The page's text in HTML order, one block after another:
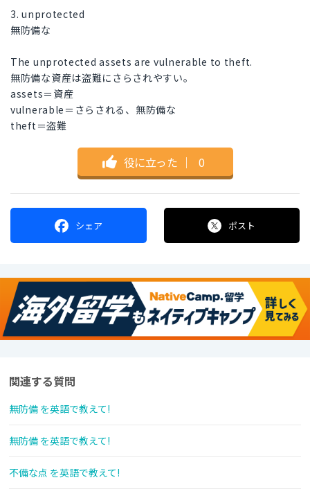
3. unprotected
無防備な
The unprotected assets are vulnerable to theft.
無防備な資産は盗難にさらされやすい。
assets＝資産
vulnerable＝さらされる、無防備な
theft＝盗難
役に立った ｜ 0
シェア ポスト
関連する質問
無防備 を英語で教えて!
無防備 を英語で教えて!
不備な点 を英語で教えて!